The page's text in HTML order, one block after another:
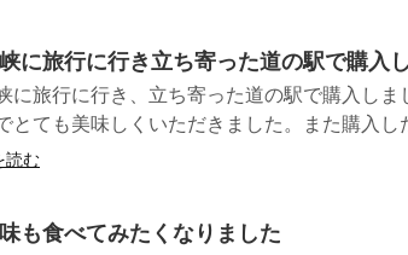
に旅行に行き立ち寄った道の駅で購入
に旅行に行き、立ち寄った道の駅で購入し
とても美味しくいただきました。また購入
読む
も食べてみたくなりました